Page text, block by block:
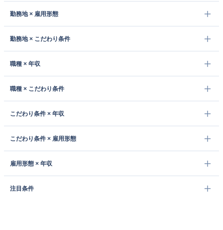
勤務地 × 雇用形態
勤務地 × こだわり条件
職種 × 年収
職種 × こだわり条件
こだわり条件 × 年収
こだわり条件 × 雇用形態
雇用形態 × 年収
注目条件